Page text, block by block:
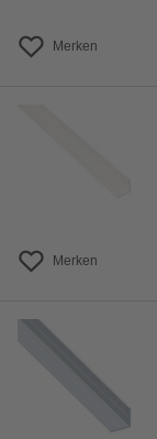
Merken
Merken